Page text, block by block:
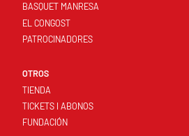
BASQUET MANRESA
EL CONGOST
PATROCINADORES
OTROS
TIENDA
TICKETS I ABONOS
FUNDACIÓN